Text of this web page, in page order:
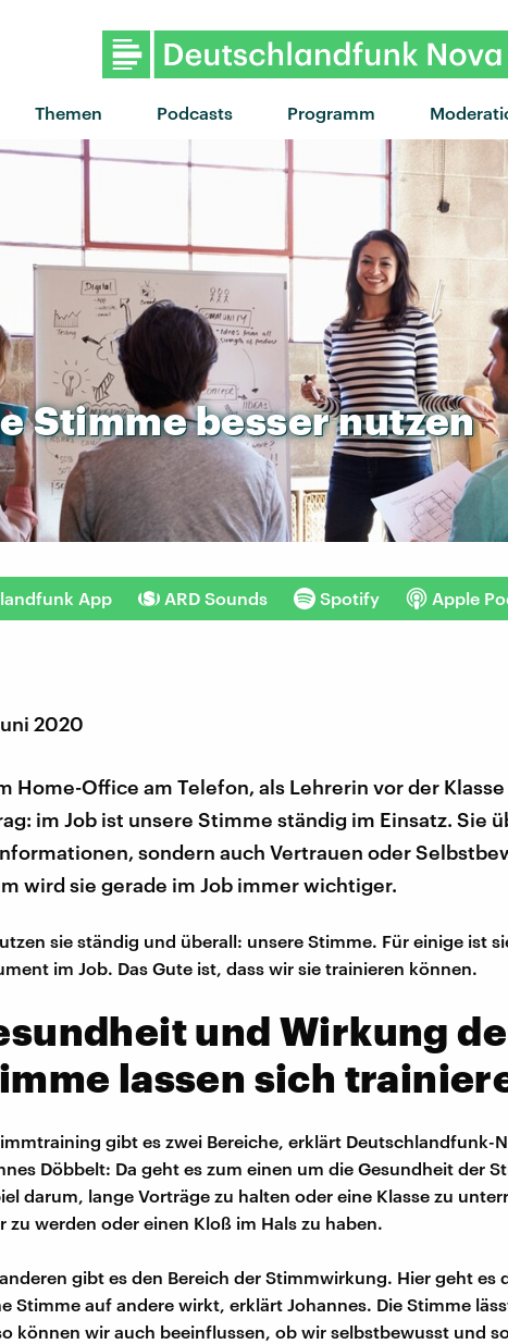
Themen Podcasts Programm
"Saufen" von Haller x
Stimmebessernutzen
App ARD Sounds Spotify Apple
2020
Home-Office am Telefon, als Lehrerin vor der
im Job ist unsere Stimme ständig im Einsatz. Sie
sondern auch Vertrauen oder
wird sie gerade im Job immer wichtiger.
sie ständig und überall: unsere Stimme. Für einige ist
im Job. Das Gute ist, dass wir sie trainieren können.
und Wirkung
lassen sich
gibt es zwei Bereiche, erklärt Deutschlandfunk-
Döbbelt: Da geht es zum einen um die Gesundheit der
darum, lange Vorträge zu halten oder eine Klasse zu
zu werden oder einen Kloß im Hals zu haben.
gibt es den Bereich der Stimmwirkung. Hier geht es
Stimme auf andere wirkt, erklärt Johannes. Die Stimme
können wir auch beeinflussen, ob wir selbstbewusst und